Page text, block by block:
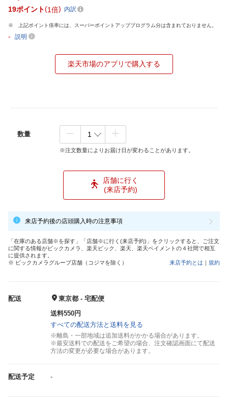
19ポイント 1倍 内訳
上記ポイント倍率には、スーパーポイントアッププログラム分は含まれておりません。
- 説明
楽天市場のアプリで購入する
数量
※注文数量によりお届け日が変わることがあります。
店舗に行く
(来店予約)
来店予約後の店頭購入時の注意事項
「在庫のある店舗※を探す」「店舗※に行く(来店予約)」をクリックすると、ご注文
に関する情報がビックカメラ、楽天ビック、楽天、楽天ペイメントの４社間で相互
に提供されます。
※ ビックカメラグループ店舗（コジマを除く）
来店予約とは ｜ 規約
配送
東京都 - 宅配便
送料550円
すべての配送方法と送料を見る
※離島・一部地域は追加送料がかかる場合があります。
※最安送料での配送をご希望の場合、注文確認画面にて配送
方法の変更が必要な場合があります。
配送予定 -